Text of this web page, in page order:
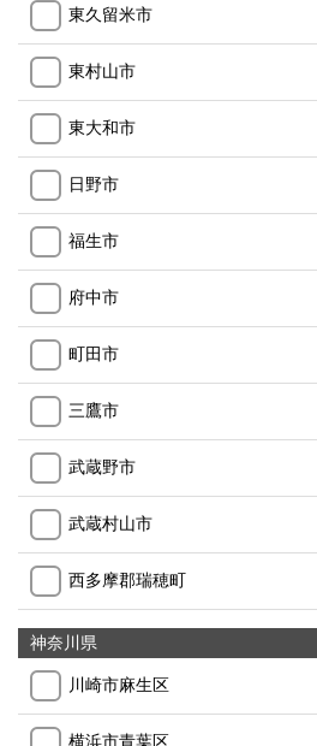
東久留米市
東村山市
東大和市
日野市
福生市
府中市
町田市
三鷹市
武蔵野市
武蔵村山市
西多摩郡瑞穂町
神奈川県
川崎市麻生区
横浜市青葉区